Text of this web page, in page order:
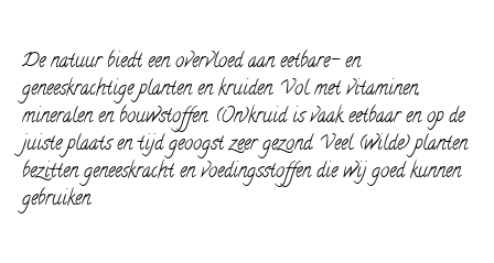
De natuur biedt een overvloed aan eetbare- en
geneeskrachtige planten en kruiden. Vol met vitaminen,
mineralen en bouwstoffen. (On)kruid is vaak eetbaar en op de
juiste plaats en tijd geoogst zeer gezond. Veel (wilde) planten
bezitten geneeskracht en voedingsstoffen die wij goed kunnen
gebruiken.